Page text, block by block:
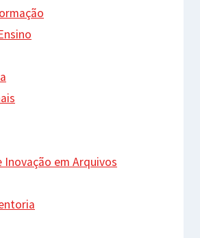
Inovação em Arquivos